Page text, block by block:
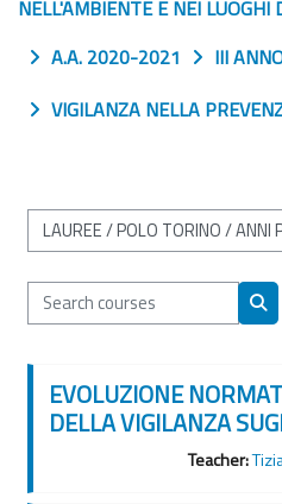
NELL'AMBIENTE E NEI LUOGHI
A.A. 2020-2021
III
VIGILANZA NELLA
Course categories
Search courses
EVOLUZIONE
DELLA VIGILANZA
Teacher: